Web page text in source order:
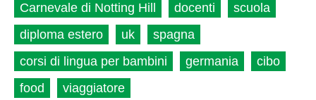
Carnevale di Notting Hill
docenti
scuola
diploma estero
uk
spagna
corsi di lingua per bambini
germania
cibo
food
viaggiatore